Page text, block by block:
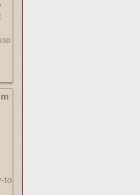
:
to